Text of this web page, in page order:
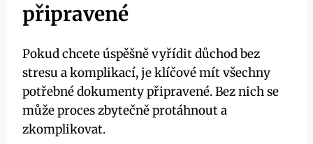
připravené
Pokud chcete úspěšně vyřídit důchod ‌bez
stresu a komplikací, je klíčové mít ‌všechny
potřebné dokumenty připravené. Bez ​nich se
může proces zbytečně protáhnout a
zkomplikovat. ⁤